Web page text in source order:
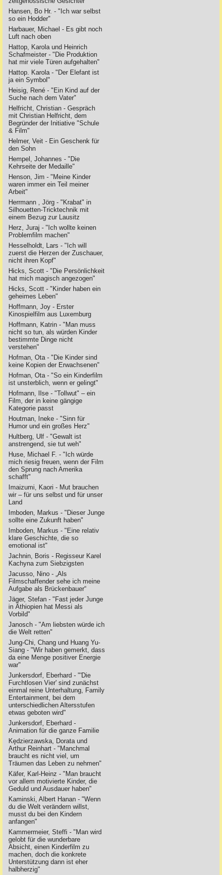
Hansen, Bo Hr. - "Ich war selbst
so ein Hodder"
Harbauer, Michael - Es gibt noch
Luft nach oben
Hattop, Karola und Heinrich
Schafmeister - "Die Produktion
hat mir viele Türen aufgehalten"
Hattop. Karola - "Der Elefant ist
ja ein Symbol"
Heisig, René - "Ein Kind auf der
Suche nach dem Vater"
Helfricht, Christian - Gespräch
mit Christian Helfricht, dem
Begründer der Initiative "Schule
& Film"
Helmer, Veit - Ein Geschenk für
den Sohn
Hempel, Johannes - "Die
Kehrseite der Medaille"
Henson, Jim - "Meine Kinder
waren immer ein Teil meiner
Arbeit"
Herrmann , Jörg - "Krabat" in
Silhouetten-Tricktechnik mit
einem Bezug zur Lausitz
Herz, Juraj - "Ich wollte keinen
Problemfilm machen"
Hesselholdt, Lars - "Ich will
zuerst die Herzen der Zuschauer,
nicht ihren Kopf"
Hicks, Scott - "Die Persönlichkeit
hat mich magisch angezogen"
Hicks, Scott - "Kinder haben ein
geheimes Leben"
Hoffmann, Joy - Erster
Kinospielfilm aus Luxemburg
Hoffmann, Katrin - "Man muss
nicht so tun, als würden Kinder
bestimmte Dinge nicht
verstehen"
Hofman, Ota - "Die Kinder sind
keine Kopien der Erwachsenen"
Hofman, Ota - "So ein Kinderfilm
ist unsterblich, wenn er gelingt"
Hofmann, Ilse - "Tollwut" – ein
Film, der in keine gängige
Kategorie passt
Houtman, Ineke - "Sinn für
Humor und ein großes Herz"
Hultberg, Ulf - "Gewalt ist
anstrengend, sie tut weh"
Huse, Michael F. - "Ich würde
mich riesig freuen, wenn der Film
den Sprung nach Amerika
schafft"
Imaizumi, Kaori - Mut brauchen
wir – für uns selbst und für unser
Land
Imboden, Markus - "Dieser Junge
sollte eine Zukunft haben"
Imboden, Markus - "Eine relativ
klare Geschichte, die so
emotional ist"
Jachnin, Boris - Regisseur Karel
Kachyna zum Siebzigsten
Jacusso, Nino - „Als
Filmschaffender sehe ich meine
Aufgabe als Brückenbauer“
Jäger, Stefan - "Fast jeder Junge
in Äthiopien hat Messi als
Vorbild"
Janosch - "Am liebsten würde ich
die Welt retten"
Jung-Chi, Chang und Huang Yu-
Siang - "Wir haben gemerkt, dass
da eine Menge positiver Energie
war"
Junkersdorf, Eberhard - "'Die
Furchtlosen Vier' sind zunächst
einmal reine Unterhaltung, Family
Entertainment, bei dem
unterschiedlichen Altersstufen
etwas geboten wird"
Junkersdorf, Eberhard -
Animation für die ganze Familie
Kędzierzawska, Dorata und
Arthur Reinhart - "Manchmal
braucht es nicht viel, um
Träumen das Leben zu nehmen"
Käfer, Karl-Heinz - "Man braucht
vor allem motivierte Kinder, die
Geduld und Ausdauer haben"
Kaminski, Albert Hanan - "Wenn
du die Welt verändern willst,
musst du bei den Kindern
anfangen"
Kammermeier, Steffi - "Man wird
gelobt für die wunderbare
Absicht, einen Kinderfilm zu
machen, doch die konkrete
Unterstützung dann ist eher
halbherzig"